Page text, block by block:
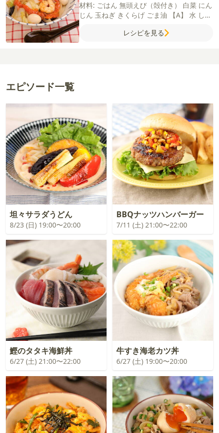
材料: ごはん 無頭えび（殻付き） 白菜 にん
じん 玉ねぎ きくらげ ごま油 【A】 水 しょ
【ビスクソース】白ワイン
レシピを見る
エピソード一覧
坦々サラダうどん
8/23 (日) 19:00〜20:00
BBQナッツハンバーガー
7/11 (土) 21:00〜22:00
鰹のタタキ海鮮丼
6/27 (土) 21:00〜22:00
牛すき海老カツ丼
6/27 (土) 19:00〜20:00